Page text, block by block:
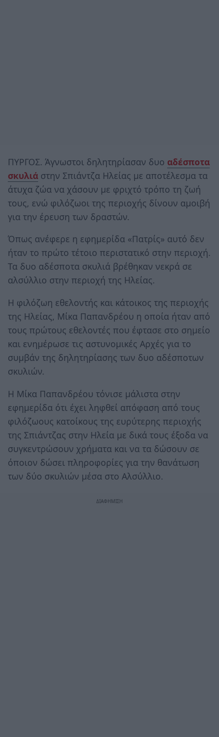
ΠΥΡΓΟΣ. Άγνωστοι δηλητηρίασαν δυο αδέσποτα
σκυλιά στην Σπιάντζα Ηλείας με αποτέλεσμα τα
άτυχα ζώα να χάσουν με φριχτό τρόπο τη ζωή
τους, ενώ φιλόζωοι της περιοχής δίνουν αμοιβή
για την έρευση των δραστών.
Όπως ανέφερε η εφημερίδα «Πατρίς» αυτό δεν
ήταν το πρώτο τέτοιο περιστατικό στην περιοχή.
Τα δυο αδέσποτα σκυλιά βρέθηκαν νεκρά σε
αλσύλλιο στην περιοχή της Ηλείας.
Η φιλόζωη εθελοντής και κάτοικος της περιοχής
της Ηλείας, Μίκα Παπανδρέου η οποία ήταν από
τους πρώτους εθελοντές που έφτασε στο σημείο
και ενημέρωσε τις αστυνομικές Αρχές για το
συμβάν της δηλητηρίασης των δυο αδέσποτων
σκυλιών.
Η Μίκα Παπανδρέου τόνισε μάλιστα στην
εφημερίδα ότι έχει ληφθεί απόφαση από τους
φιλόζωους κατοίκους της ευρύτερης περιοχής
της Σπιάντζας στην Ηλεία με δικά τους έξοδα να
συγκεντρώσουν χρήματα και να τα δώσουν σε
όποιον δώσει πληροφορίες για την θανάτωση
των δύο σκυλιών μέσα στο Αλσύλλιο.